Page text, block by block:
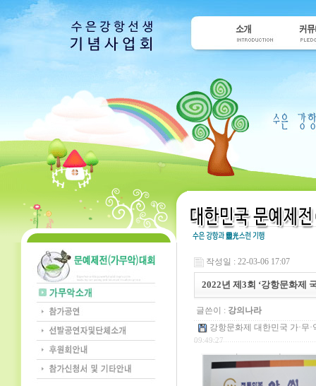
작성일 : 22-03-06 17:07
2022년 제3회 ‘강항문화제
글쓴이 : 강의나라
강항문화제 대한민국 가·무
09:49:27